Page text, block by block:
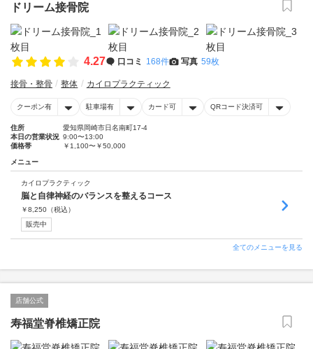
ドリーム接骨院
4.27 口コミ 168件 写真 59枚
接骨・整骨 整体 カイロプラクティック
クーポン有 駐車場有 カード可 QRコード決済可
住所
愛知県岡崎市日名南町17-4
本日の営業状況 9:00〜13:00
価格帯
￥1,100〜￥50,000
メニュー
カイロプラクティック
脳と自律神経のバランスを整えるコース
￥8,250 （税込）
販売中
全てのメニューを見る
店舗公式
寿福堂脊椎矯正院